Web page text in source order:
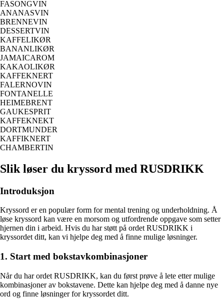
FASONGVIN
ANANASVIN
BRENNEVIN
DESSERTVIN
KAFFELIKØR
BANANLIKØR
JAMAICAROM
KAKAOLIKØR
KAFFEKNERT
FALERNOVIN
FONTANELLE
HEIMEBRENT
GAUKESPRIT
KAFFEKNEKT
DORTMUNDER
KAFFIKNERT
CHAMBERTIN
Slik løser du kryssord med RUSDRIKK
Introduksjon
Kryssord er en populær form for mental trening og underholdning. Å
løse kryssord kan være en morsom og utfordrende oppgave som setter
hjernen din i arbeid. Hvis du har støtt på ordet RUSDRIKK i
kryssordet ditt, kan vi hjelpe deg med å finne mulige løsninger.
1. Start med bokstavkombinasjoner
Når du har ordet RUSDRIKK, kan du først prøve å lete etter mulige
kombinasjoner av bokstavene. Dette kan hjelpe deg med å danne nye
ord og finne løsninger for kryssordet ditt.